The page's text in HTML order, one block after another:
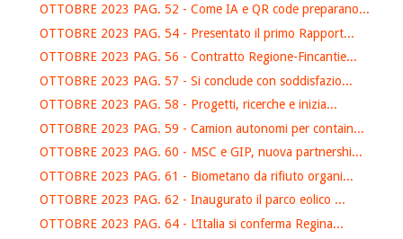
OTTOBRE 2023 PAG. 52 - Come IA e QR code preparano...
OTTOBRE 2023 PAG. 54 - Presentato il primo Rapport...
OTTOBRE 2023 PAG. 56 - Contratto Regione-Fincantie...
OTTOBRE 2023 PAG. 57 - Si conclude con soddisfazio...
OTTOBRE 2023 PAG. 58 - Progetti, ricerche e inizia...
OTTOBRE 2023 PAG. 59 - Camion autonomi per contain...
OTTOBRE 2023 PAG. 60 - MSC e GIP, nuova partnershi...
OTTOBRE 2023 PAG. 61 - Biometano da rifiuto organi...
OTTOBRE 2023 PAG. 62 - Inaugurato il parco eolico ...
OTTOBRE 2023 PAG. 64 - L’Italia si conferma Regina...